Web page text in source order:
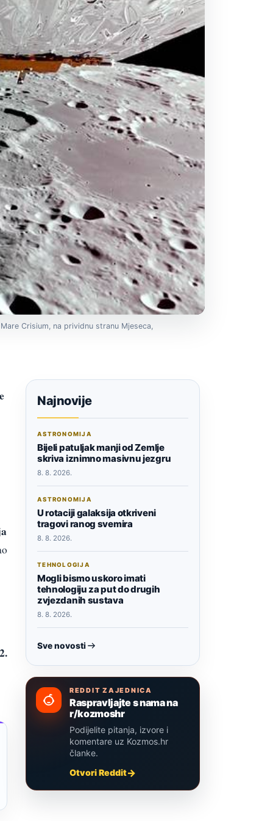
Crisium, na prividnu stranu Mjeseca,
Najnovije
ASTRONOMIJA
Bijeli patuljak manji od Zemlje
skriva iznimno masivnu jezgru
8. 8. 2026.
ASTRONOMIJA
U rotaciji galaksija otkriveni
tragovi ranog svemira
8. 8. 2026.
TEHNOLOGIJA
Mogli bismo uskoro imati
tehnologiju za put do drugih
zvjezdanih sustava
8. 8. 2026.
Sve novosti
REDDIT ZAJEDNICA
Raspravljajte s nama na
r/kozmoshr
Podijelite pitanja, izvore i
komentare uz Kozmos.hr
članke.
Otvori Reddit